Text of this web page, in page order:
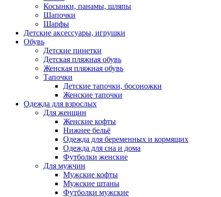
Косынки, панамы, шляпы
Шапочки
Шарфы
Детские аксессуары, игрушки
Обувь
Детские пинетки
Детская пляжная обувь
Женская пляжная обувь
Тапочки
Детские тапочки, босоножки
Женские тапочки
Одежда для взрослых
Для женщин
Женские кофты
Нижнее бельё
Одежда для беременных и кормящих
Одежда для сна и дома
Футболки женские
Для мужчин
Мужские кофты
Мужские штаны
Футболки мужские